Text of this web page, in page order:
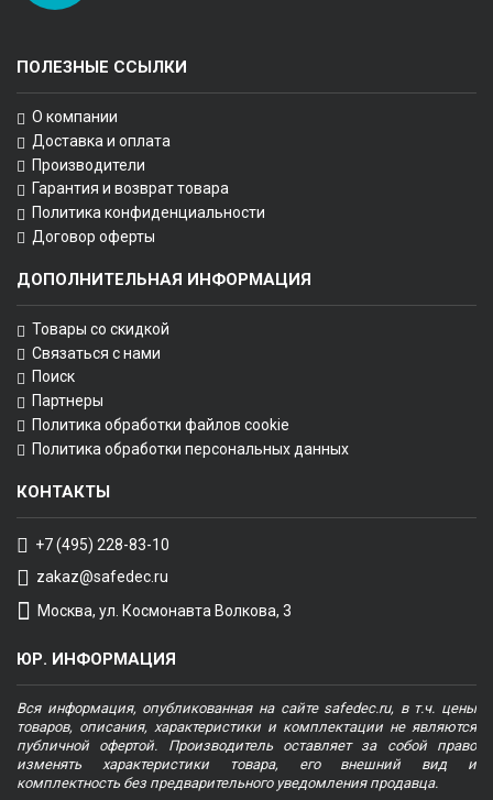
ПОЛЕЗНЫЕ ССЫЛКИ
О компании
Доставка и оплата
Производители
Гарантия и возврат товара
Политика конфиденциальности
Договор оферты
ДОПОЛНИТЕЛЬНАЯ ИНФОРМАЦИЯ
Товары со скидкой
Связаться с нами
Поиск
Партнеры
Политика обработки файлов cookie
Политика обработки персональных данных
КОНТАКТЫ
+7 (495) 228-83-10
zakaz@safedec.ru
Москва, ул. Космонавта Волкова, 3
ЮР. ИНФОРМАЦИЯ
Вся информация, опубликованная на сайте safedec.ru, в т.ч. цены
товаров, описания, характеристики и комплектации не являются
публичной офертой. Производитель оставляет за собой право
изменять характеристики товара, его внешний вид и
комплектность без предварительного уведомления продавца.